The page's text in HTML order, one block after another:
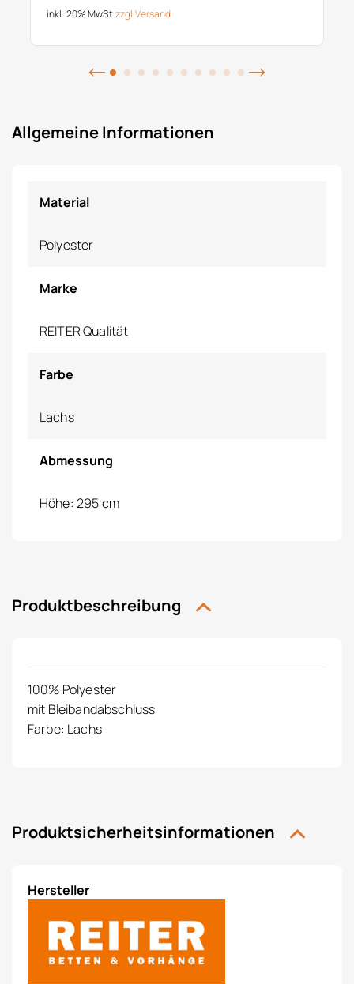
inkl. 20% MwSt.zzgl.Versand
Allgemeine Informationen
Material
Polyester
Marke
REITER Qualität
Farbe
Lachs
Abmessung
Höhe: 295 cm
Produktbeschreibung
100% Polyester
mit Bleibandabschluss
Farbe: Lachs
Produktsicherheitsinformationen
Hersteller